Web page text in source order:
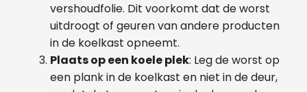
vershoudfolie. Dit voorkomt dat de worst
uitdroogt of geuren van andere producten
in de koelkast opneemt.
Plaats op een koele plek: Leg de worst op
een plank in de koelkast en niet in de deur,